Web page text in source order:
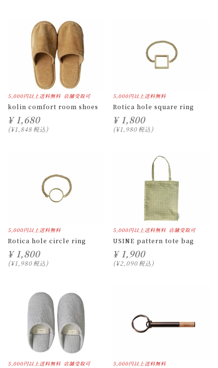
5,000円以上送料無料 店舗受取可
kolin comfort room shoes
¥ 1,680
¥1,848税込
5,000円以上送料無料
Rotica hole square ring
¥ 1,800
¥1,980税込
5,000円以上送料無料
Rotica hole circle ring
¥ 1,800
¥1,980税込
5,000円以上送料無料 店舗受取可
USINE pattern tote bag
¥ 1,900
¥2,090税込
5,000円以上送料無料 店舗受取可 5,000円以上送料無料